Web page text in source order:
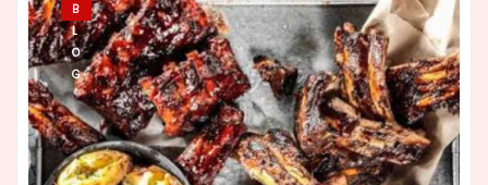
B
L
O
G